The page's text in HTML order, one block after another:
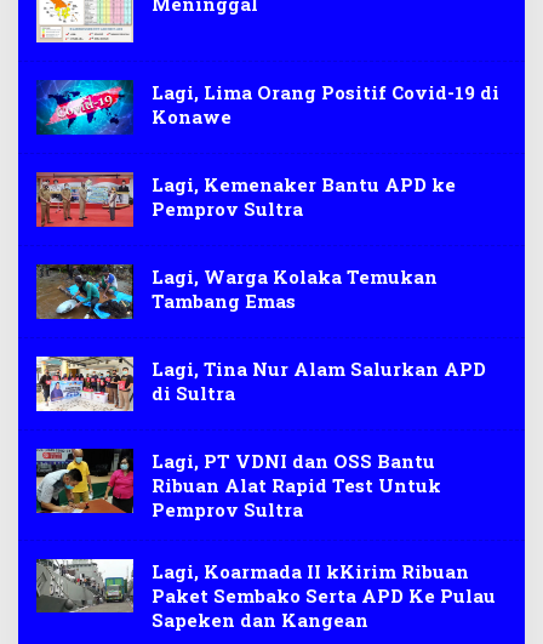
Lagi, Lima Orang Positif Covid-19 di
Konawe
Lagi, Kemenaker Bantu APD ke
Pemprov Sultra
Lagi, Warga Kolaka Temukan
Tambang Emas
Lagi, Tina Nur Alam Salurkan APD
di Sultra
Lagi, PT VDNI dan OSS Bantu
Ribuan Alat Rapid Test Untuk
Pemprov Sultra
Lagi, Koarmada II kKirim Ribuan
Paket Sembako Serta APD Ke Pulau
Sapeken dan Kangean